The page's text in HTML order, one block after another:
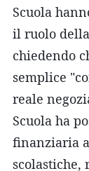
Scuola
il ruolo
chiedendo
semplice
reale
Scuola ha
finanziaria
scolastiche,